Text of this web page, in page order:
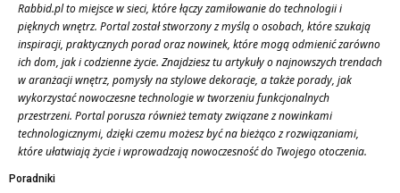
Rabbid.pl to miejsce w sieci, które łączy zamiłowanie do technologii i
pięknych wnętrz. Portal został stworzony z myślą o osobach, które szukają
inspiracji, praktycznych porad oraz nowinek, które mogą odmienić zarówno
ich dom, jak i codzienne życie. Znajdziesz tu artykuły o najnowszych trendach
w aranżacji wnętrz, pomysły na stylowe dekoracje, a także porady, jak
wykorzystać nowoczesne technologie w tworzeniu funkcjonalnych
przestrzeni. Portal porusza również tematy związane z nowinkami
technologicznymi, dzięki czemu możesz być na bieżąco z rozwiązaniami,
które ułatwiają życie i wprowadzają nowoczesność do Twojego otoczenia.
Poradniki